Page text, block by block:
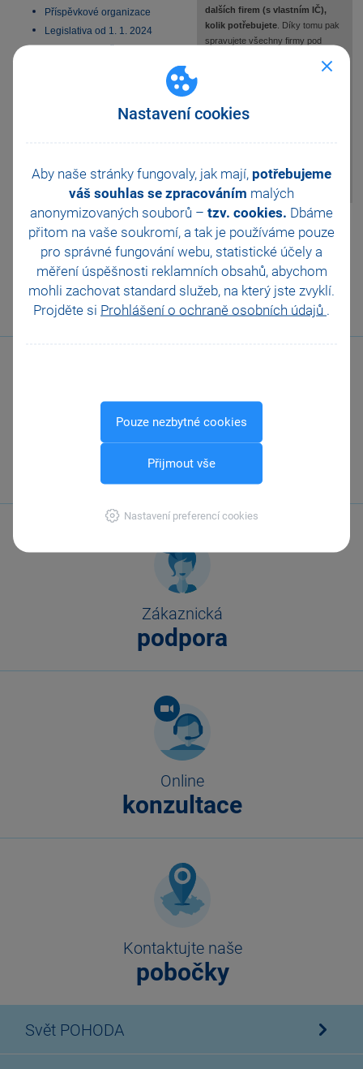
Nastavení cookies
Aby naše stránky fungovaly, jak mají, potřebujeme
váš souhlas se zpracováním malých
anonymizovaných souborů – tzv. cookies. Dbáme
přitom na vaše soukromí, a tak je používáme pouze
pro správné fungování webu, statistické účely a
měření úspěšnosti reklamních obsahů, abychom
mohli zachovat standard služeb, na který jste zvyklí.
Projděte si Prohlášení o ochraně osobních údajů .
Pouze nezbytné cookies
Přijmout vše
Nastavení preferencí cookies
Příspěvkové organizace
Legislativa od 1. 1. 2024
dalších firem (s vlastním IČ),
kolik potřebujete . Díky tomu pak
spravujete všechny firmy pod
přepínáte přímo v mPohodě. Ke
dokoupit.
predplatne@mpohoda.cz .
Pomohla Vám tato
odpověď?
Ano
Ne Nevím
Zavolejte nám
567 112 611
Zákaznická
podpora
Online
konzultace
Kontaktujte naše
pobočky
Svět POHODA